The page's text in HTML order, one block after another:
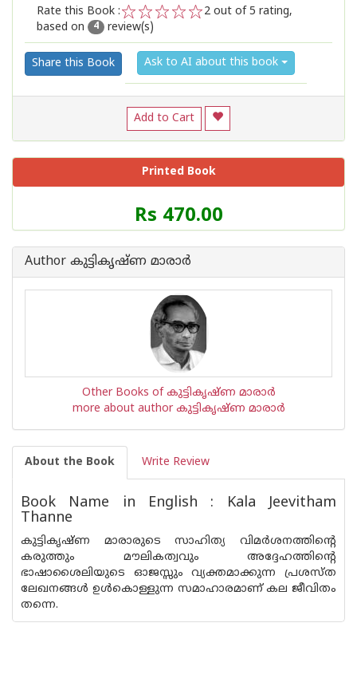
Rate this Book :
2
1
2 out of 5 rating,
based on
4 review(s)
Share this Book Ask to AI about this book
Add to Cart
Printed Book
Price
of
Book
Rs 470.00
Author കുട്ടികൃഷ്ണ മാരാര്‍
Other Books of കുട്ടികൃഷ്ണ മാരാര്‍
more about author കുട്ടികൃഷ്ണ മാരാര്‍
About the Book Write Review
Book Name in English : Kala Jeevitham
Thanne
കുട്ടികൃഷ്ണ മാരാരുടെ സാഹിത്യ വിമര്‍ശനത്തിന്റെ
കരുത്തും മൗലികത്വവും അദ്ദേഹത്തിന്റെ
ഭാഷാശൈലിയുടെ ഓജസ്സും വ്യക്തമാക്കുന്ന പ്രശസ്ത
ലേഖനങ്ങള്‍ ഉള്‍കൊള്ളുന്ന സമാഹാരമാണ് കല ജീവിതം
തന്നെ.